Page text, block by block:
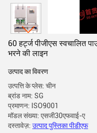
60 हर्ट्ज पीजीएस स्वचालित
भरने की लाइन
उत्पाद का विवरण
उत्पत्ति के प्लेस: चीन
ब्रांड नाम: SG
प्रमाणन: ISO9001
मॉडल संख्या: एसजी30एफवाई-ए
दस्तावेज़: उत्पाद पुस्तिका पीडीएफ